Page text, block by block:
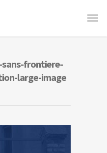
frontiere-
large-image